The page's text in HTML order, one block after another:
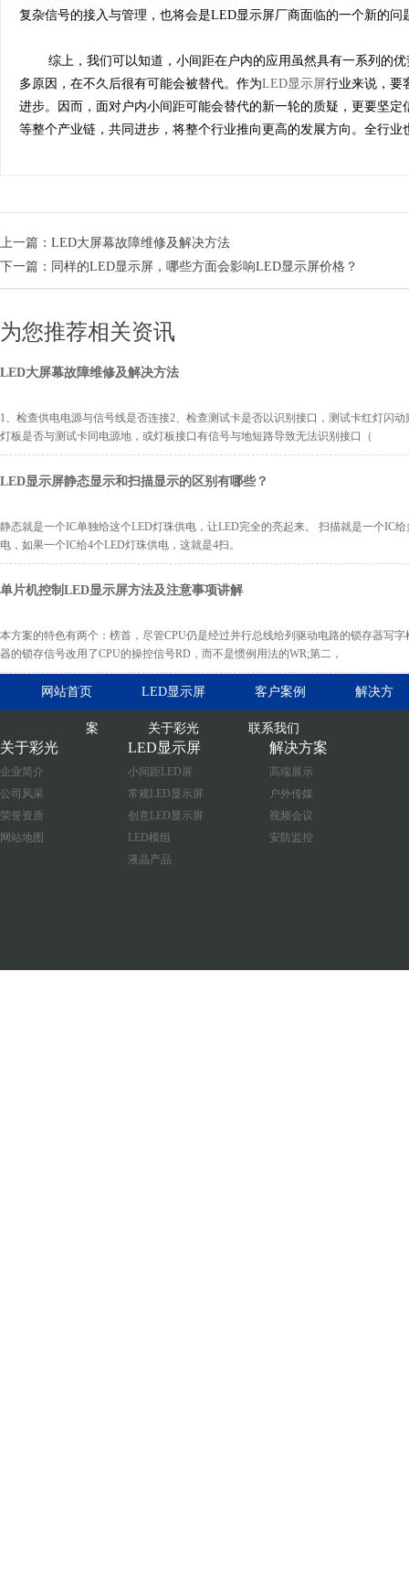
复杂信号的接入与管理，也将会是LED显示屏厂商面临的一个新的问
综上，我们可以知道，小间距在户内的应用虽然具有一系列的优
多原因，在不久后很有可能会被替代。作为LED显示屏行业来说，要
进步。因而，面对户内小间距可能会替代的新一轮的质疑，更要坚
等整个产业链，共同进步，将整个行业推向更高的发展方向。全行
上一篇： LED大屏幕故障维修及解决方法
下一篇： 同样的LED显示屏，哪些方面会影响LED显示屏价格？
为您推荐相关资讯
LED大屏幕故障维修及解决方法
1、检查供电电源与信号线是否连接2、检查测试卡是否以识别接口，测试卡红灯闪
灯板是否与测试卡同电源地，或灯板接口有信号与地短路导致无法识别接口（
LED显示屏静态显示和扫描显示的区别有哪些？
静态就是一个IC单独给这个LED灯珠供电，让LED完全的亮起来。 扫描就是一个IC
电，如果一个IC给4个LED灯珠供电，这就是4扫。
单片机控制LED显示屏方法及注意事项讲解
本方案的特色有两个：榜首，尽管CPU仍是经过并行总线给列驱动电路的锁存器写
器的锁存信号改用了CPU的操控信号RD，而不是惯例用法的WR;第二，
网站首页 LED显示屏 客户案例 解决方
案 关于彩光 联系我们
关于彩光
企业简介
公司风采
荣誉资质
网站地图
LED显示屏
小间距LED屏
常规LED显示屏
创意LED显示屏
LED模组
液晶产品
解决方案
高端展示
户外传媒
视频会议
安防监控